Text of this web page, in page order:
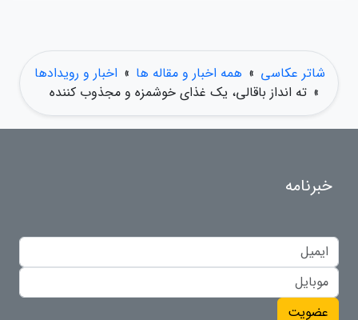
شاتر عکاسی » همه اخبار و مقاله ها » اخبار و رویدادها
» ته انداز باقالی، یک غذای خوشمزه و مجذوب کننده
خبرنامه
عضویت